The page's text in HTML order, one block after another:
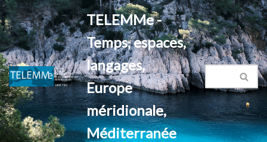
Aller
au
contenu
TELEMMe -
Temps, espaces,
langages,
Europe
méridionale,
Méditerranée